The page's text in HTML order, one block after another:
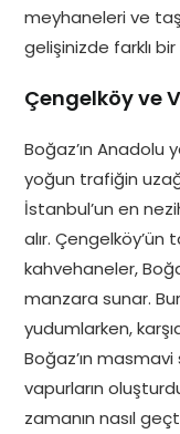
meyhaneleri ve
gelişinizde farklı
Çengelköy ve
Boğaz’ın Anadolu
yoğun trafiğin
İstanbul’un en
alır. Çengelköy’ün
kahvehaneler,
manzara sunar.
yudumlarken,
Boğaz’ın
vapurların
zamanın nasıl